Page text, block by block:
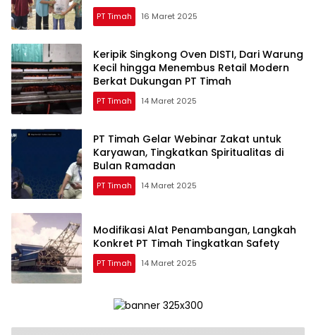
PT Timah 16 Maret 2025
Keripik Singkong Oven DISTI, Dari Warung
Kecil hingga Menembus Retail Modern
Berkat Dukungan PT Timah
PT Timah 14 Maret 2025
PT Timah Gelar Webinar Zakat untuk
Karyawan, Tingkatkan Spiritualitas di
Bulan Ramadan
PT Timah 14 Maret 2025
Modifikasi Alat Penambangan, Langkah
Konkret PT Timah Tingkatkan Safety
PT Timah 14 Maret 2025